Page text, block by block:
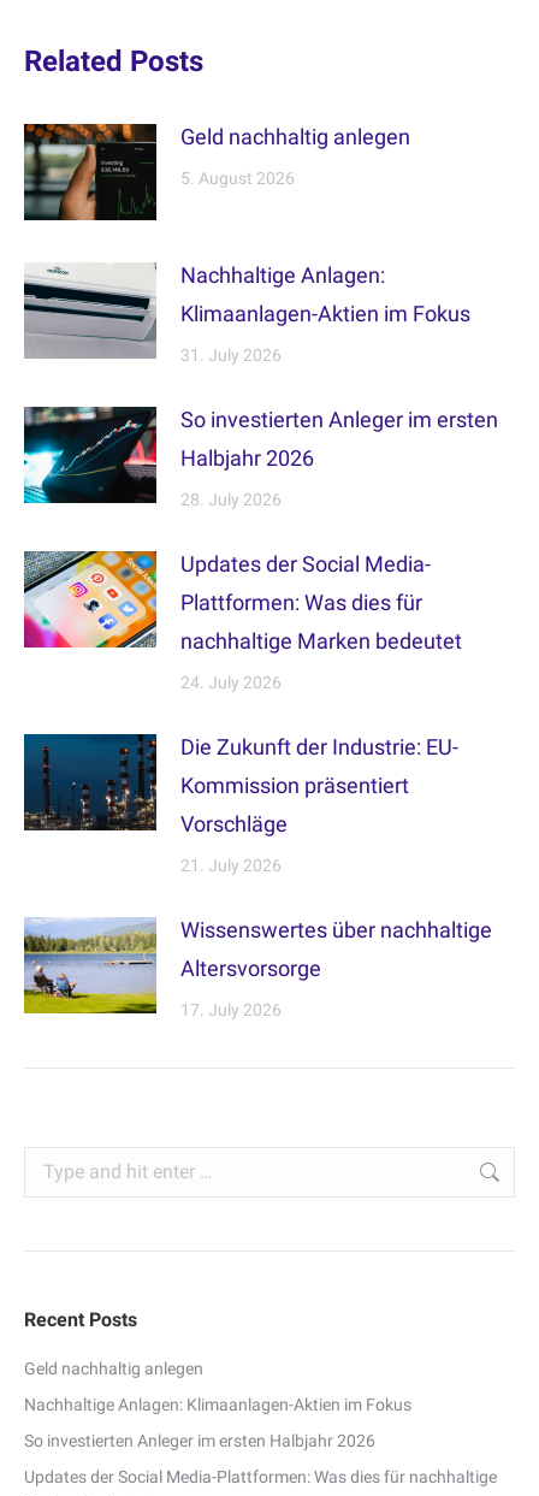
Related Posts
Geld nachhaltig anlegen
5. August 2026
Nachhaltige Anlagen:
Klimaanlagen-Aktien im Fokus
31. July 2026
So investierten Anleger im ersten
Halbjahr 2026
28. July 2026
Updates der Social Media-
Plattformen: Was dies für
nachhaltige Marken bedeutet
24. July 2026
Die Zukunft der Industrie: EU-
Kommission präsentiert
Vorschläge
21. July 2026
Wissenswertes über nachhaltige
Altersvorsorge
17. July 2026
Search:
Recent Posts
Geld nachhaltig anlegen
Nachhaltige Anlagen: Klimaanlagen-Aktien im Fokus
So investierten Anleger im ersten Halbjahr 2026
Updates der Social Media-Plattformen: Was dies für nachhaltige